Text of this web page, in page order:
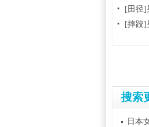
[田径]
[摔跤]
搜索
日本